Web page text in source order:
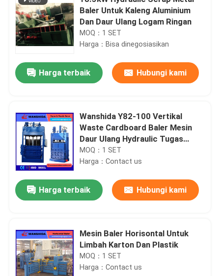
Baler Untuk Kaleng Aluminium
Dan Daur Ulang Logam Ringan
MOQ：1 SET
Harga：Bisa dinegosiasikan
Harga terbaik Hubungi kami
Wanshida Y82-100 Vertikal
Waste Cardboard Baler Mesin
Daur Ulang Hydraulic Tugas
Berat
MOQ：1 SET
Harga：Contact us
Harga terbaik Hubungi kami
Mesin Baler Horisontal Untuk
Limbah Karton Dan Plastik
MOQ：1 SET
Harga：Contact us